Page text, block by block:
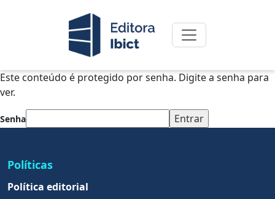
Este conteúdo é protegido por senha. Digite a senha para
ver.
Senha
Políticas
Política editorial